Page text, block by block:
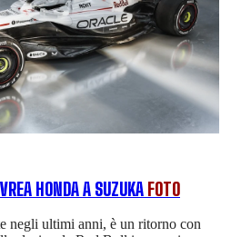
HONDA A SUZUKA FOTO
negli ultimi anni, è un ritorno con